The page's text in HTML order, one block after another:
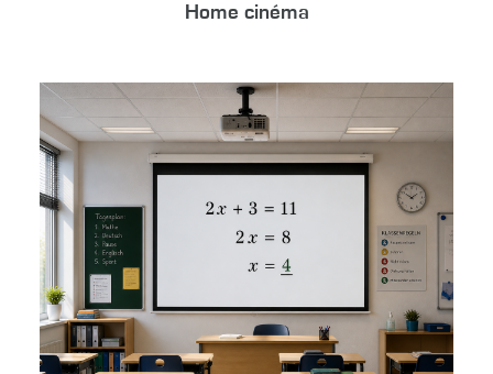
Home cinéma